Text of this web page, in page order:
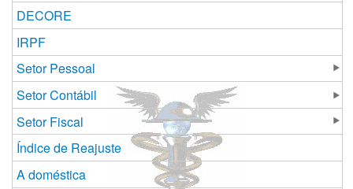
DECORE
IRPF
Setor Pessoal
Setor Contábil
Setor Fiscal
Índice de Reajuste
A doméstica